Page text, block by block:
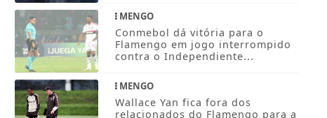
MENGO
Conmebol dá vitória para o
Flamengo em jogo interrompido
contra o Independiente...
MENGO
Wallace Yan fica fora dos
relacionados do Flamengo para a